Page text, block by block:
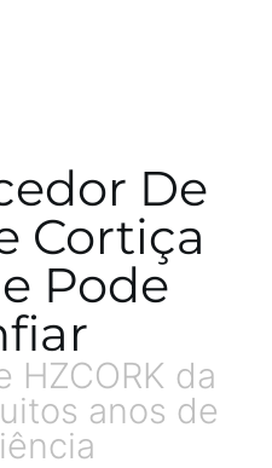
De
Cortiça
Pode
HZCORK da
anos de